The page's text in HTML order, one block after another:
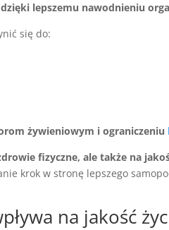
lepszemu nawodnieniu
się do:
żywieniowym i ograniczeniu
fizyczne, ale także na
krok w stronę lepszego
na jakość